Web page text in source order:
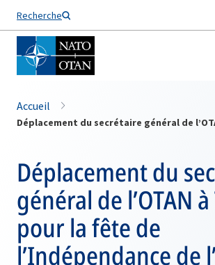
Recherche
Nom de famille*
Accueil
Déplacement du
général de l’OTAN
pour la fête de
l’Indépendance de